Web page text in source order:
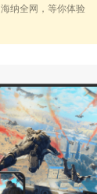
海纳全网，等你体验